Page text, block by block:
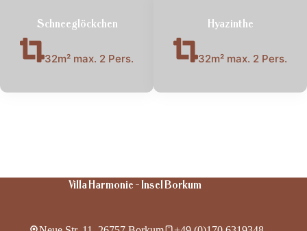
Schneeglöckchen
32m² max. 2 Pers.
Hyazinthe
32m² max. 2 Pers.
Villa Harmonie - Insel Borkum